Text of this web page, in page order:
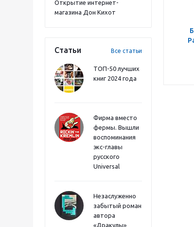
Открытие интернет-
магазина Дон Кихот
Статьи Все статьи
ТОП-50 лучших
книг 2024 года
Фирма вместо
фермы. Вышли
воспоминания
экс-главы
русского
Universal
Незаслуженно
забытый роман
автора
«Дракулы»